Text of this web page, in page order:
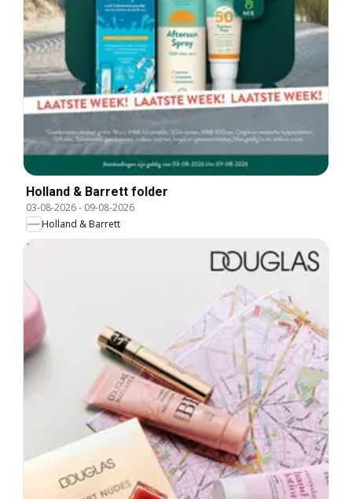
Holland & Barrett folder
03-08-2026- 09-08-2026
Holland & Barrett